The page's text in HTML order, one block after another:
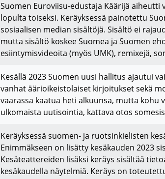
Suomen Euroviisu-edustaja Käärijä
lopulta toiseksi. Keräyksessä painotettu
sosiaalisen median sisältöjä. Sisältö ei
mutta sisältö koskee Suomea ja Suomen
esiintymisvideoita (myös UMK), remixejä,
Kesällä 2023 Suomen uusi hallitus ajautui
vanhat äärioikeistolaiset kirjoitukset sekä
vaarassa kaatua heti alkuunsa, mutta kohu
ulkomaista uutisointia, kattava otos
Keräyksessä suomen- ja ruotsinkielisten
Enimmäkseen on lisätty kesäkauden 2023
Kesäteattereiden lisäksi keräys sisältää
kesäkaudella näytelmiä. Keräys on